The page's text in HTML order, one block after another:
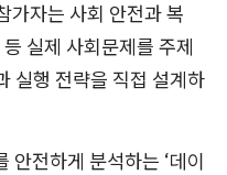
가자는 사회 안전과 복
실제 사회문제를 주제
실행 전략을 직접 설계하
안전하게 분석하는 ‘데이